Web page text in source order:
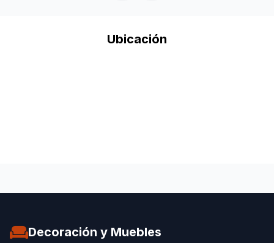
Ubicación
Decoración y Muebles